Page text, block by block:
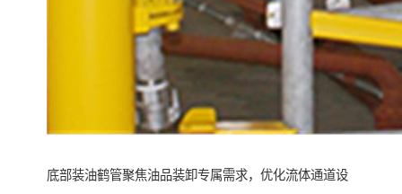
底部装油鹤管聚焦油品装卸专属需求，优化流体通道设